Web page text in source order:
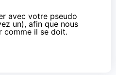
avec votre pseudo
un), afin que nous
comme il se doit.